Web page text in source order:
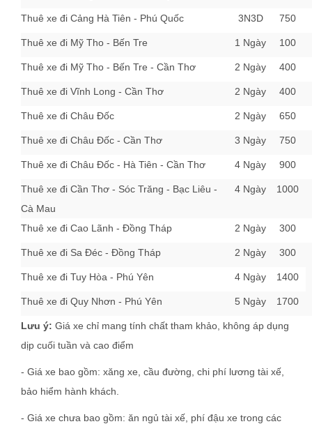
Thuê xe đi Cảng Hà Tiên - Phú Quốc 3N3D 750
Thuê xe đi Mỹ Tho - Bến Tre 1 Ngày 100
Thuê xe đi Mỹ Tho - Bến Tre - Cần Thơ 2 Ngày 400
Thuê xe đi Vĩnh Long - Cần Thơ 2 Ngày 400
Thuê xe đi Châu Đốc 2 Ngày 650
Thuê xe đi Châu Đốc - Cần Thơ 3 Ngày 750
Thuê xe đi Châu Đốc - Hà Tiên - Cần Thơ 4 Ngày 900
Thuê xe đi Cần Thơ - Sóc Trăng - Bạc Liêu -
Cà Mau
4 Ngày 1000
Thuê xe đi Cao Lãnh - Đồng Tháp 2 Ngày 300
Thuê xe đi Sa Đéc - Đồng Tháp 2 Ngày 300
Thuê xe đi Tuy Hòa - Phú Yên 4 Ngày 1400
Thuê xe đi Quy Nhơn - Phú Yên 5 Ngày 1700
Lưu ý: Giá xe chỉ mang tính chất tham khảo, không áp dụng
dịp cuối tuần và cao điểm
- Giá xe bao gồm: xăng xe, cầu đường, chi phí lương tài xế,
bảo hiểm hành khách.
- Giá xe chưa bao gồm: ăn ngủ tài xế, phí đậu xe trong các